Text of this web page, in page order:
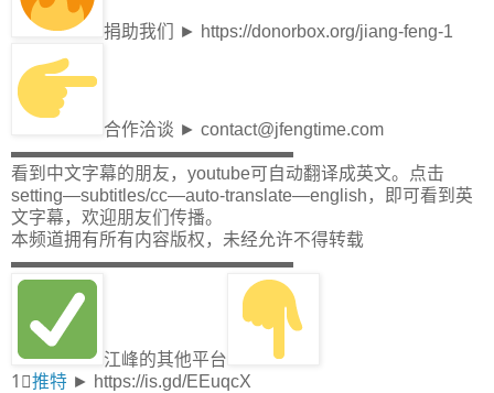
捐助我们 ► https://donorbox.org/jiang-feng-1
合作洽谈 ► contact@jfengtime.com
▬▬▬▬▬▬▬▬▬▬▬▬▬▬▬▬
看到中文字幕的朋友，youtube可自动翻译成英文。点击
setting—subtitles/cc—auto-translate—english，即可看到英
文字幕，欢迎朋友们传播。
本频道拥有所有内容版权，未经允许不得转载
▬▬▬▬▬▬▬▬▬▬▬▬▬▬▬▬
江峰的其他平台
1⃣推特 ► https://is.gd/EEuqcX